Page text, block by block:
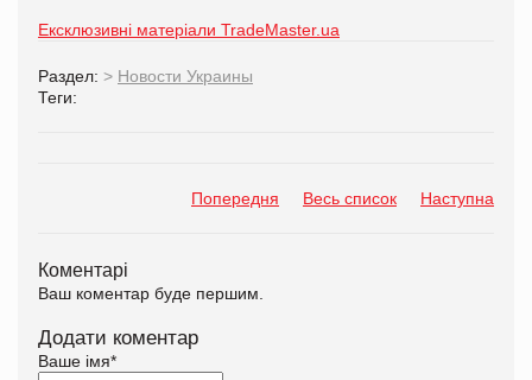
Ексклюзивні матеріали TradeMaster.ua
Раздел: > Новости Украины
Теги:
Попередня Весь список Наступна
Коментарі
Ваш коментар буде першим.
Додати коментар
Ваше імя*